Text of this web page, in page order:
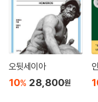
세 번째는 위작인 것 같으
이 헤르메이아스와 에라
플라톤의 제자들이다. 일
행복을 빌다’이다. 플라
년에 디온은 20살쯤 되었
같다.
위작들(Notheuomenoi)
오뒷세이아
10% 28,800원